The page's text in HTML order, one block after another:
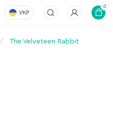
УКР
0
The Velveteen Rabbit